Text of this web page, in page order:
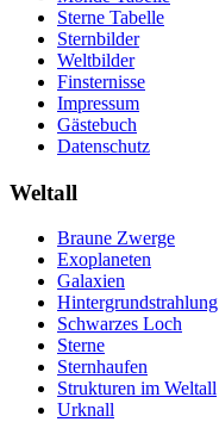
Sterne Tabelle
Sternbilder
Weltbilder
Finsternisse
Impressum
Gästebuch
Datenschutz
Weltall
Braune Zwerge
Exoplaneten
Galaxien
Hintergrundstrahlung
Schwarzes Loch
Sterne
Sternhaufen
Strukturen im Weltall
Urknall